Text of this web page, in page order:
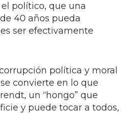
el político, que una
40 años pueda
ser efectivamente
política y moral
convierte en lo que
un “hongo” que
y puede tocar a todos,